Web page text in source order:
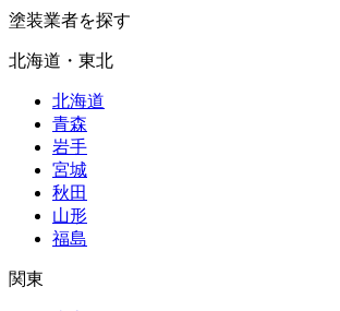
塗装業者を探す
北海道・東北
北海道
青森
岩手
宮城
秋田
山形
福島
関東